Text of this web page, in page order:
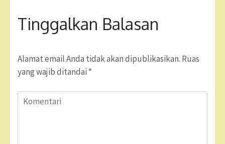
Tinggalkan Balasan
Alamat email Anda tidak akan dipublikasikan. Ruas
yang wajib ditandai *
Komentari